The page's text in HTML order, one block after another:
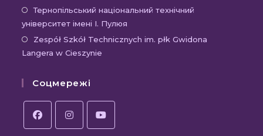
вкладці
новій
Тернопільський національний технічний
університет імені І. Пулюя
Zespół Szkół Technicznych im. płk Gwidona
Langera w Cieszynie
Соцмережі